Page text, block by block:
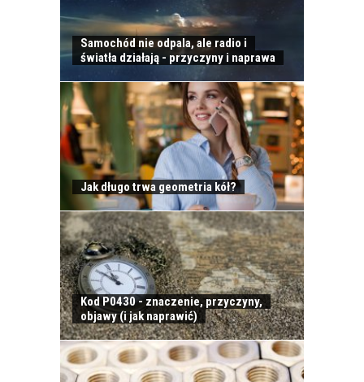
Samochód nie odpala, ale radio i
światła działają - przyczyny i naprawa
Jak długo trwa geometria kół?
Kod P0430 - znaczenie, przyczyny,
objawy (i jak naprawić)
ODWIEŻACZ DO
SAMOCHODU JAK
PERFUMY
CALIFORNIA SCENTS
- OD CZEGO SIĘ
ZACZĘŁO?
KOSMETYKI
SAMOCHODOWE -
JAKIE WYBIERAĆ? CZ.
I